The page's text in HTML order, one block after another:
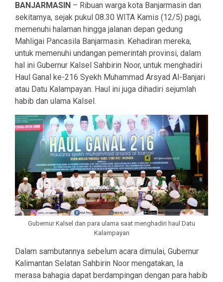
BANJARMASIN – Ribuan warga kota Banjarmasin dan
sekitarnya, sejak pukul 08.30 WITA Kamis (12/5) pagi,
memenuhi halaman hingga jalanan depan gedung
Mahligai Pancasila Banjarmasin. Kehadiran mereka,
untuk memenuhi undangan pemerintah provinsi, dalam
hal ini Gubernur Kalsel Sahbirin Noor, untuk menghadiri
Haul Ganal ke-216 Syekh Muhammad Arsyad Al-Banjari
atau Datu Kalampayan. Haul ini juga dihadiri sejumlah
habib dan ulama Kalsel.
Gubernur Kalsel dan para ulama saat menghadiri haul Datu
Kalampayan
Dalam sambutannya sebelum acara dimulai, Gubernur
Kalimantan Selatan Sahbirin Noor mengatakan, Ia
merasa bahagia dapat berdampingan dengan para habib